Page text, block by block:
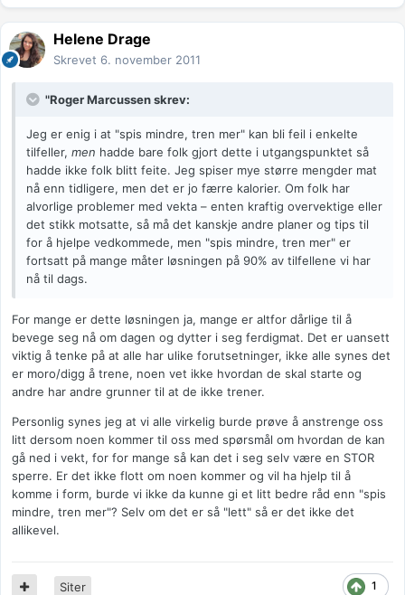
Helene Drage
Skrevet 6. november 2011
"Roger Marcussen skrev:
Jeg er enig i at "spis mindre, tren mer" kan bli feil i enkelte
tilfeller, men hadde bare folk gjort dette i utgangspunktet så
hadde ikke folk blitt feite. Jeg spiser mye større mengder mat
nå enn tidligere, men det er jo færre kalorier. Om folk har
alvorlige problemer med vekta – enten kraftig overvektige eller
det stikk motsatte, så må det kanskje andre planer og tips til
for å hjelpe vedkommede, men "spis mindre, tren mer" er
fortsatt på mange måter løsningen på 90% av tilfellene vi har
nå til dags.
For mange er dette løsningen ja, mange er altfor dårlige til å
bevege seg nå om dagen og dytter i seg ferdigmat. Det er uansett
viktig å tenke på at alle har ulike forutsetninger, ikke alle synes det
er moro/digg å trene, noen vet ikke hvordan de skal starte og
andre har andre grunner til at de ikke trener.
Personlig synes jeg at vi alle virkelig burde prøve å anstrenge oss
litt dersom noen kommer til oss med spørsmål om hvordan de kan
gå ned i vekt, for for mange så kan det i seg selv være en STOR
sperre. Er det ikke flott om noen kommer og vil ha hjelp til å
komme i form, burde vi ikke da kunne gi et litt bedre råd enn "spis
mindre, tren mer"? Selv om det er så "lett" så er det ikke det
allikevel.
1
Siter